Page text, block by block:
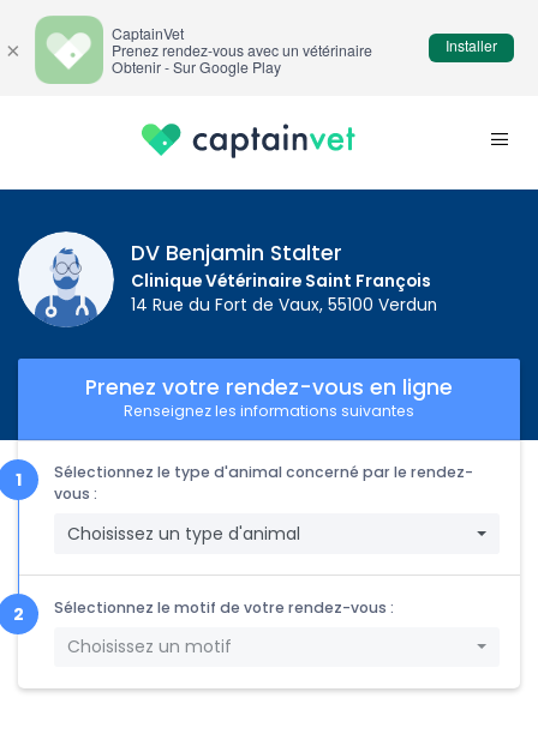
DV Benjamin Stalter
Clinique Vétérinaire Saint François
14 Rue du Fort de Vaux, 55100 Verdun
Prenez votre rendez-vous en ligne
Renseignez les informations suivantes
Sélectionnez le type d'animal concerné par le rendez-
vous :
Choisissez un type d'animal
Sélectionnez le motif de votre rendez-vous :
Choisissez un motif
×
CaptainVet
Prenez rendez-vous avec un vétérinaire
Obtenir - Sur Google Play
Installer